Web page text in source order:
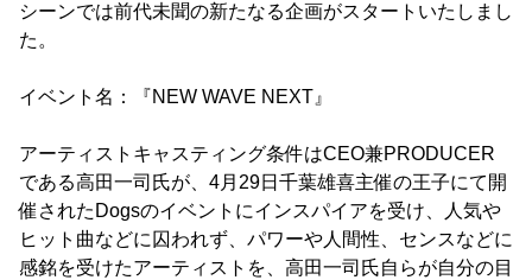
シーンでは前代未聞の新たなる企画がスタートいたしまし
た。
イベント名：『NEW WAVE NEXT』
アーティストキャスティング条件はCEO兼PRODUCER
である高田一司氏が、4月29日千葉雄喜主催の王子にて開
催されたDogsのイベントにインスパイアを受け、人気や
ヒット曲などに囚われず、パワーや人間性、センスなどに
感銘を受けたアーティストを、高田一司氏自らが自分の目